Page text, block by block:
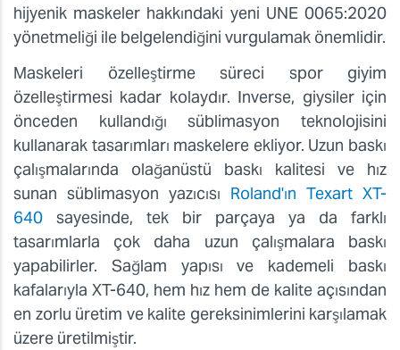
hijyenik maskeler hakkındaki yeni UNE 0065:2020
yönetmeliği ile belgelendiğini vurgulamak önemlidir.
Maskeleri özelleştirme süreci spor giyim
özelleştirmesi kadar kolaydır. Inverse, giysiler için
önceden kullandığı süblimasyon teknolojisini
kullanarak tasarımları maskelere ekliyor. Uzun baskı
çalışmalarında olağanüstü baskı kalitesi ve hız
sunan süblimasyon yazıcısı Roland'ın Texart XT-
640 sayesinde, tek bir parçaya ya da farklı
tasarımlarla çok daha uzun çalışmalara baskı
yapabilirler. Sağlam yapısı ve kademeli baskı
kafalarıyla XT-640, hem hız hem de kalite açısından
en zorlu üretim ve kalite gereksinimlerini karşılamak
üzere üretilmiştir.